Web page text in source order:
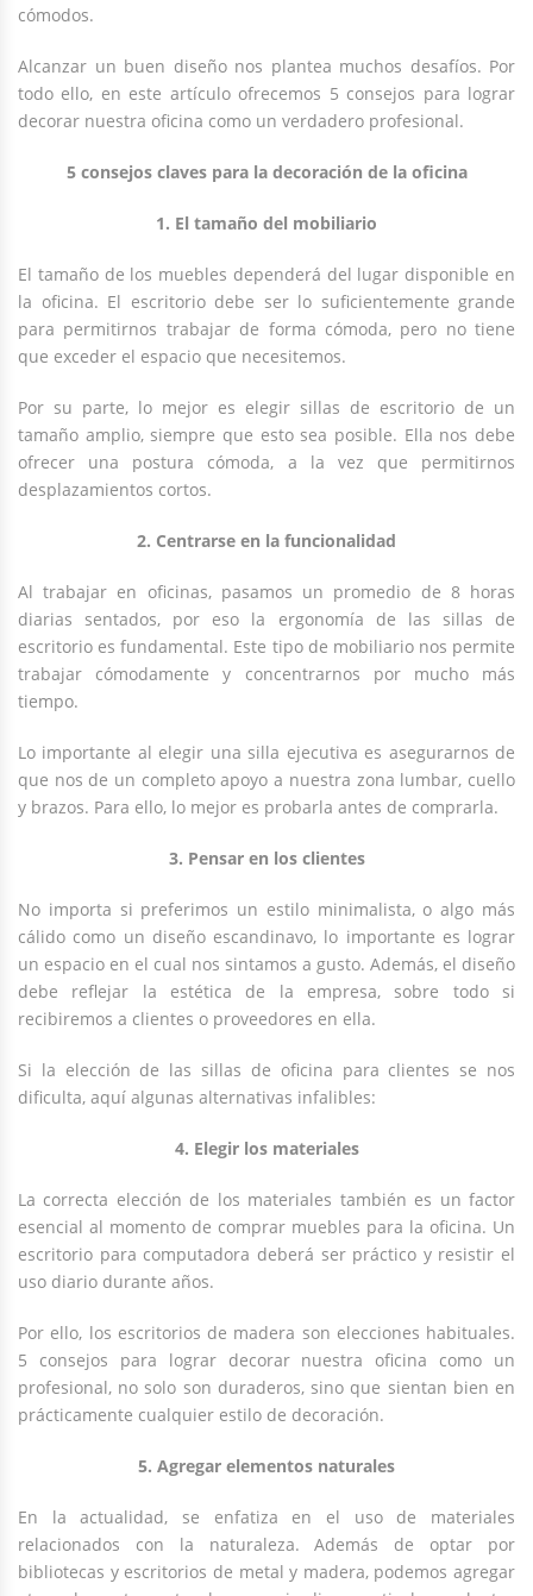
cómodos.
Alcanzar un buen diseño nos plantea muchos desafíos. Por
todo ello, en este artículo ofrecemos 5 consejos para lograr
decorar nuestra oficina como un verdadero profesional.
5 consejos claves para la decoración de la oficina
1. El tamaño del mobiliario
El tamaño de los muebles dependerá del lugar disponible en
la oficina. El escritorio debe ser lo suficientemente grande
para permitirnos trabajar de forma cómoda, pero no tiene
que exceder el espacio que necesitemos.
Por su parte, lo mejor es elegir sillas de escritorio de un
tamaño amplio, siempre que esto sea posible. Ella nos debe
ofrecer una postura cómoda, a la vez que permitirnos
desplazamientos cortos.
2. Centrarse en la funcionalidad
Al trabajar en oficinas, pasamos un promedio de 8 horas
diarias sentados, por eso la ergonomía de las sillas de
escritorio es fundamental. Este tipo de mobiliario nos permite
trabajar cómodamente y concentrarnos por mucho más
tiempo.
Lo importante al elegir una silla ejecutiva es asegurarnos de
que nos de un completo apoyo a nuestra zona lumbar, cuello
y brazos. Para ello, lo mejor es probarla antes de comprarla.
3. Pensar en los clientes
No importa si preferimos un estilo minimalista, o algo más
cálido como un diseño escandinavo, lo importante es lograr
un espacio en el cual nos sintamos a gusto. Además, el diseño
debe reflejar la estética de la empresa, sobre todo si
recibiremos a clientes o proveedores en ella.
Si la elección de las sillas de oficina para clientes se nos
dificulta, aquí algunas alternativas infalibles:
4. Elegir los materiales
La correcta elección de los materiales también es un factor
esencial al momento de comprar muebles para la oficina. Un
escritorio para computadora deberá ser práctico y resistir el
uso diario durante años.
Por ello, los escritorios de madera son elecciones habituales.
5 consejos para lograr decorar nuestra oficina como un
profesional, no solo son duraderos, sino que sientan bien en
prácticamente cualquier estilo de decoración.
5. Agregar elementos naturales
En la actualidad, se enfatiza en el uso de materiales
relacionados con la naturaleza. Además de optar por
bibliotecas y escritorios de metal y madera, podemos agregar